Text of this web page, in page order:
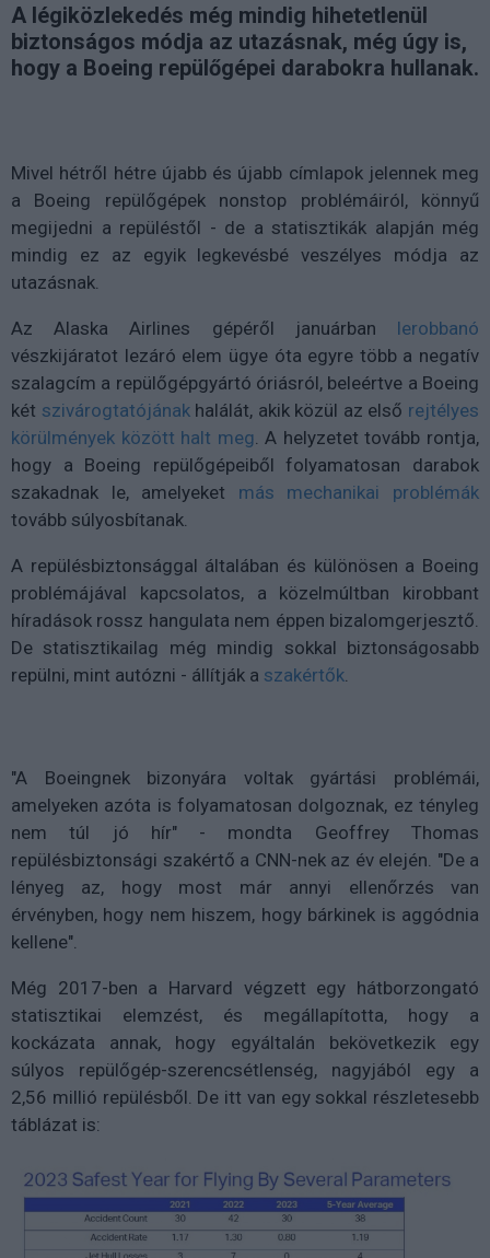
A légiközlekedés még mindig hihetetlenül
biztonságos módja az utazásnak, még úgy is,
hogy a Boeing repülőgépei darabokra hullanak.
Mivel hétről hétre újabb és újabb címlapok jelennek meg
a Boeing repülőgépek nonstop problémáiról, könnyű
megijedni a repüléstől - de a statisztikák alapján még
mindig ez az egyik legkevésbé veszélyes módja az
utazásnak.
Az Alaska Airlines gépéről januárban lerobbanó
vészkijáratot lezáró elem ügye óta egyre több a negatív
szalagcím a repülőgépgyártó óriásról, beleértve a Boeing
két szivárogtatójánakhalálát, akik közül az első rejtélyes
körülmények között halt meg . A helyzetet tovább rontja,
hogy a Boeing repülőgépeiből folyamatosan darabok
szakadnak le, amelyeket más mechanikai problémák
tovább súlyosbítanak.
A repülésbiztonsággal általában és különösen a Boeing
problémájával kapcsolatos, a közelmúltban kirobbant
híradások rossz hangulata nem éppen bizalomgerjesztő.
De statisztikailag még mindig sokkal biztonságosabb
repülni, mint autózni - állítják a szakértők
"A Boeingnek bizonyára voltak gyártási problémái,
amelyeken azóta is folyamatosan dolgoznak, ez tényleg
nem túl jó hír" - mondta Geoffrey Thomas
repülésbiztonsági szakértő a CNN-nek az év elején. "De a
lényeg az, hogy most már annyi ellenőrzés van
érvényben, hogy nem hiszem, hogy bárkinek is aggódnia
kellene".
Még 2017-ben a Harvard végzett egy hátborzongató
statisztikai elemzést, és megállapította, hogy a
kockázata annak, hogy egyáltalán bekövetkezik egy
súlyos repülőgép-szerencsétlenség, nagyjából egy a
2,56 millió repülésből. De itt van egy sokkal részletesebb
táblázat is: